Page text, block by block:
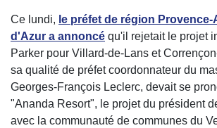
Ce lundi, le préfet de région
d'Azur a annoncé qu'il rejetait le projet
Parker pour Villard-de-Lans et
sa qualité de préfet coordonnateur du
Georges-François Leclerc, devait se
"Ananda Resort", le projet du président
avec la communauté de communes du